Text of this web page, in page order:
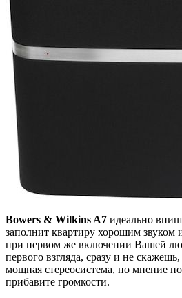
Bowers & Wilkins A7 идеально
заполнит квартиру хорошим звуком
при первом же включении Вашей
первого взгляда, сразу и не
мощная стереосистема, но мнение
прибавите громкости.